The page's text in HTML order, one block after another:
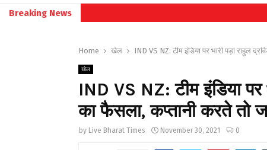
Breaking News
Home खेल IND VS NZ: टीम इंडिया पर भारी पड़ा राहुल
खेल
IND VS NZ: टीम इंडिया पर
का फैसला, कप्तानी करते तो
by Live Bharat Times November 30, 2021 0